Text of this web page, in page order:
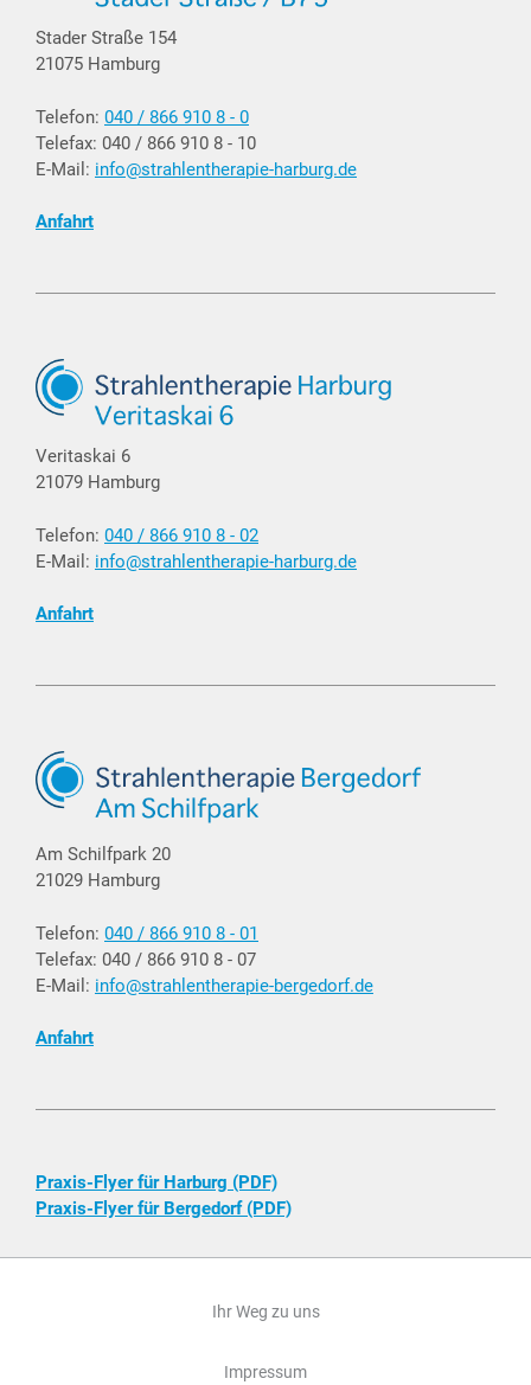
Stader Straße 154
21075 Hamburg
Telefon: 040 / 866 910 8 - 0
Telefax: 040 / 866 910 8 - 10
E-Mail: info@strahlentherapie-harburg.de
Anfahrt
Veritaskai 6
21079 Hamburg
Telefon: 040 / 866 910 8 - 02
E-Mail: info@strahlentherapie-harburg.de
Anfahrt
Am Schilfpark 20
21029 Hamburg
Telefon: 040 / 866 910 8 - 01
Telefax: 040 / 866 910 8 - 07
E-Mail: info@strahlentherapie-bergedorf.de
Anfahrt
Praxis-Flyer für Harburg (PDF)
Praxis-Flyer für Bergedorf (PDF)
Ihr Weg zu uns
Impressum